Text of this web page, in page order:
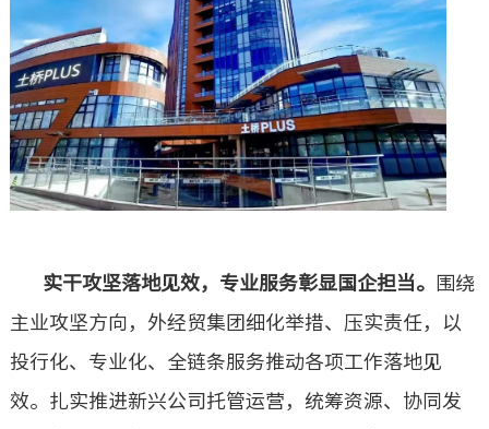
实干攻坚落地见效，专业服务彰显国企担当。
围绕
主业攻坚方向，外经贸集团细化举措、压实责任，以
投行化、专业化、全链条服务推动各项工作落地见
效。扎实推进新兴公司托管运营，统筹资源、协同发